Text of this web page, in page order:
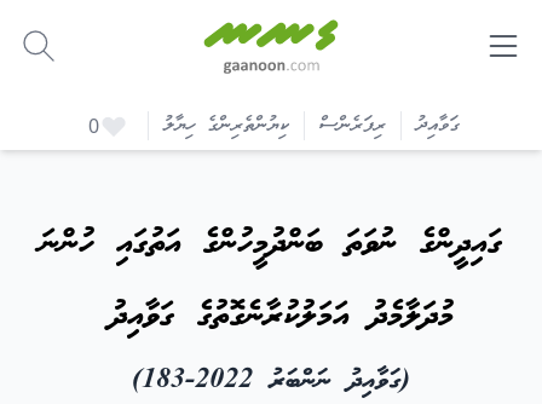
ގަވާއިދު ރިފަރެންސް ކިޔުންތެރިންގެ ހިޔާލު 0
ގައިދީންގެ ނުވަތަ ބަންދުމީހުންގެ އަތުގައި ހުންނަ
މުދަލާމެދު އަމަލުކުރާނެގޮތުގެ ގަވާއިދު
(ގަވާއިދު ނަންބަރު 2022-183)